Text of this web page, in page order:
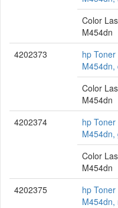
Color
M454dn
4202373
hp
M454dn,
Color
M454dn
4202374
hp
M454dn,
Color
M454dn
4202375
hp
M454dn,